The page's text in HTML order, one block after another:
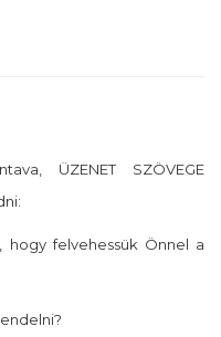
ÜZENET SZÖVEGE
felvehessük Önnel a